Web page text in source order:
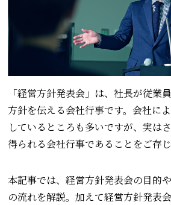
「経営方針発表会」は、社長が従業
方針を伝える会社行事です。会社に
しているところも多いですが、実は
得られる会社行事であることをご存
本記事では、経営方針発表会の目的
の流れを解説。加えて経営方針発表